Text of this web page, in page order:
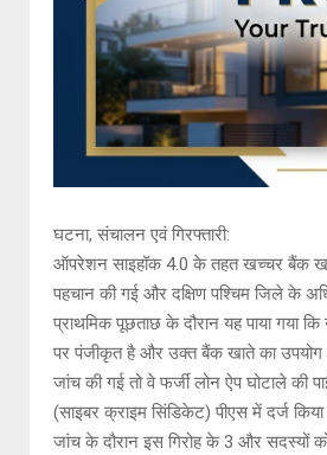
घटना, संचालन एवं गिरफ्तारी:
ऑपरेशन साइहॉक 4.0 के तहत खच्चर बैंक
पहचान की गई और दक्षिण पश्चिम जिले के
प्राथमिक पूछताछ के दौरान यह पाया गया
पर पंजीकृत है और उक्त बैंक खाते का उपयोग
जांच की गई तो वे फर्जी लोन ऐप घोटाले
(साइबर क्राइम सिंडिकेट) पीएस में दर्ज
जांच के दौरान इस गिरोह के 3 और सदस्यों